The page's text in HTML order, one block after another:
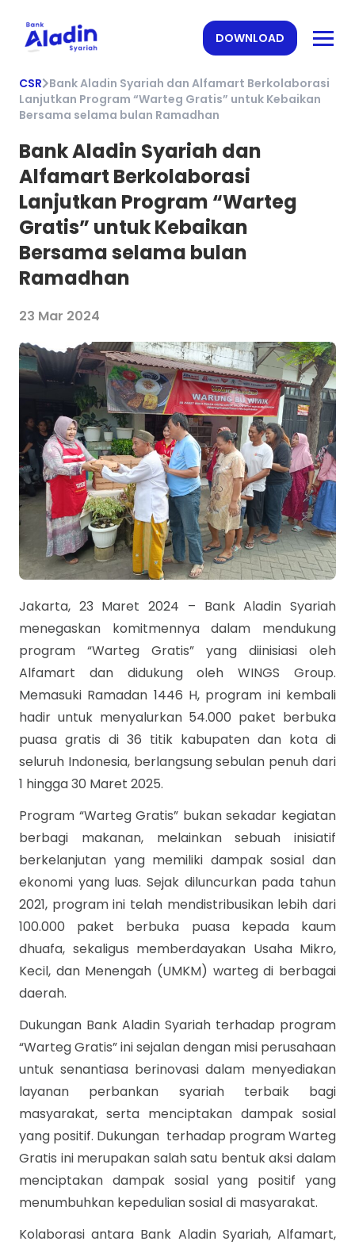
DOWNLOAD
CSR Bank Aladin Syariah dan Alfamart Berkolaborasi
Lanjutkan Program “Warteg Gratis” untuk Kebaikan
Bersama selama bulan Ramadhan
Bank Aladin Syariah dan
Alfamart Berkolaborasi
Lanjutkan Program “Warteg
Gratis” untuk Kebaikan
Bersama selama bulan
Ramadhan
23 Mar 2024
Jakarta, 23 Maret 2024 – Bank Aladin Syariah
menegaskan komitmennya dalam mendukung
program “Warteg Gratis” yang diinisiasi oleh
Alfamart dan didukung oleh WINGS Group.
Memasuki Ramadan 1446 H, program ini kembali
hadir untuk menyalurkan 54.000 paket berbuka
puasa gratis di 36 titik kabupaten dan kota di
seluruh Indonesia, berlangsung sebulan penuh dari
1 hingga 30 Maret 2025.
Program “Warteg Gratis” bukan sekadar kegiatan
berbagi makanan, melainkan sebuah inisiatif
berkelanjutan yang memiliki dampak sosial dan
ekonomi yang luas. Sejak diluncurkan pada tahun
2021, program ini telah mendistribusikan lebih dari
100.000 paket berbuka puasa kepada kaum
dhuafa, sekaligus memberdayakan Usaha Mikro,
Kecil, dan Menengah (UMKM) warteg di berbagai
daerah.
Dukungan Bank Aladin Syariah terhadap program
“Warteg Gratis” ini sejalan dengan misi perusahaan
untuk senantiasa berinovasi dalam menyediakan
layanan perbankan syariah terbaik bagi
masyarakat, serta menciptakan dampak sosial
yang positif. Dukungan terhadap program Warteg
Gratis ini merupakan salah satu bentuk aksi dalam
menciptakan dampak sosial yang positif yang
menumbuhkan kepedulian sosial di masyarakat.
Kolaborasi antara Bank Aladin Syariah, Alfamart,